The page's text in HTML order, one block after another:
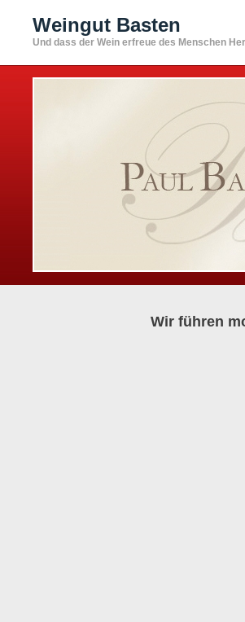
Weingut Basten
Und dass der Wein erfreue des Menschen
Wir führen